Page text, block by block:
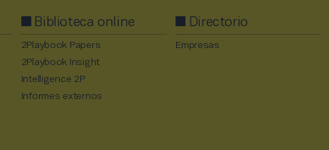
Biblioteca online
2Playbook Papers
2Playbook Insight
Intelligence 2P
Informes externos
Directorio
Empresas